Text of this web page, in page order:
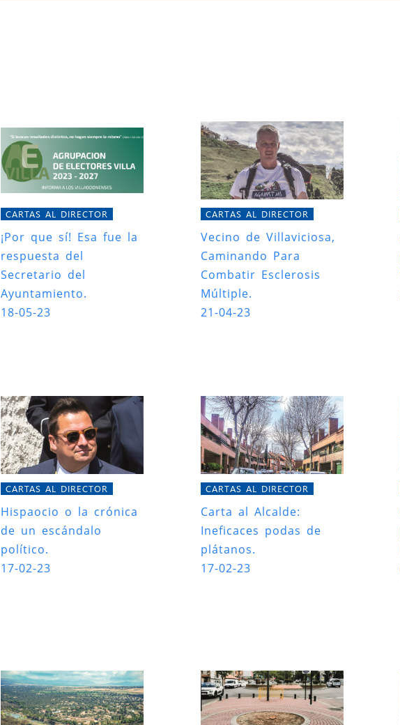
CARTAS AL DIRECTOR
¡Por que sí! Esa fue la
respuesta del
Secretario del
Ayuntamiento.
18-05-23
CARTAS AL DIRECTOR
Vecino de Villaviciosa,
Caminando Para
Combatir Esclerosis
Múltiple.
21-04-23
CARTAS AL DIRECTOR
Hispaocio o la crónica
de un escándalo
político.
17-02-23
CARTAS AL DIRECTOR
Carta al Alcalde:
Ineficaces podas de
plátanos.
17-02-23